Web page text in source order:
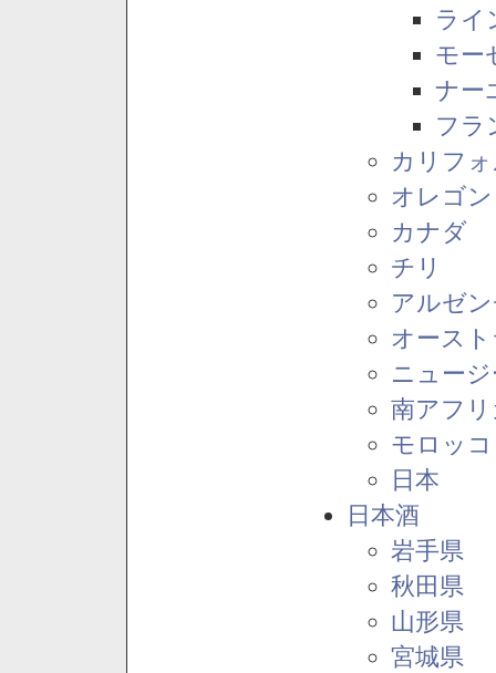
ライ
モー
ナー
フラ
カリフ
オレゴ
カナダ
チリ
アルゼ
オース
ニュー
南アフ
モロッコ
日本
日本酒
岩手県
秋田県
山形県
宮城県